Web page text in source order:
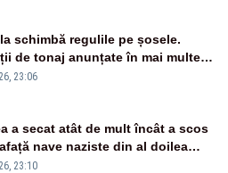
schimbă regulile pe șosele.
de tonaj anunțate în mai multe
23:06
a secat atât de mult încât a scos
nave naziste din al doilea
23:10